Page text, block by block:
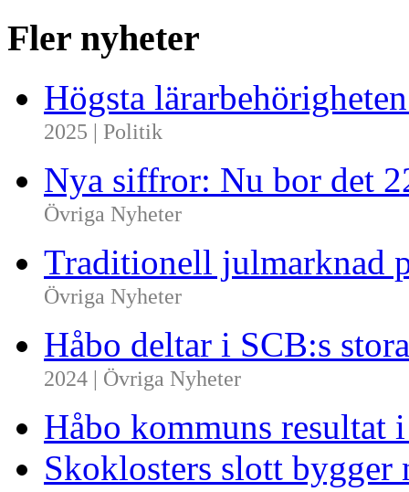
Fler nyheter
Högsta
2025 | Politik
Nya siffror: Nu bor det
Övriga Nyheter
Traditionell julmarknad
Övriga Nyheter
Håbo deltar i SCB:s
2024 | Övriga Nyheter
Håbo kommuns resultat
Skoklosters slott